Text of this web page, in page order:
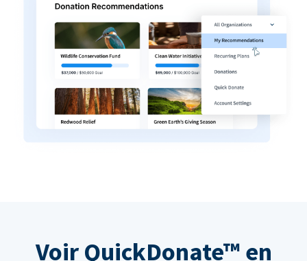
Voir QuickDonate™ en